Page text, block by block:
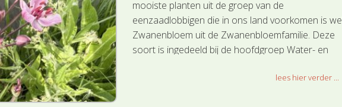
mooiste planten uit de groep van de
eenzaadlobbigen die in ons land voorkomen is
Zwanenbloem uit de Zwanenbloemfamilie. Deze
soort is ingedeeld bij de hoofdgroep Water- en
lees hier verder ...